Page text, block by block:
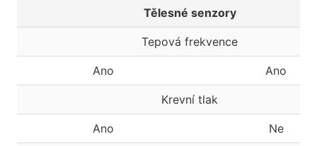
Tělesné senzory
Tepová frekvence
Ano Ano
Krevní tlak
Ano Ne